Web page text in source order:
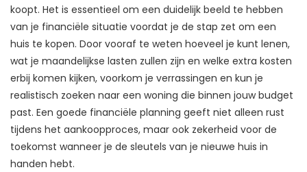
koopt. Het is essentieel om een duidelijk beeld te hebben
van je financiële situatie voordat je de stap zet om een
huis te kopen. Door vooraf te weten hoeveel je kunt lenen,
wat je maandelijkse lasten zullen zijn en welke extra kosten
erbij komen kijken, voorkom je verrassingen en kun je
realistisch zoeken naar een woning die binnen jouw budget
past. Een goede financiële planning geeft niet alleen rust
tijdens het aankoopproces, maar ook zekerheid voor de
toekomst wanneer je de sleutels van je nieuwe huis in
handen hebt.